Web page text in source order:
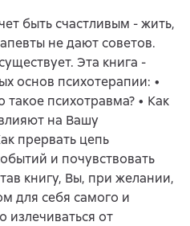
быть счастливым - жить,
не дают советов.
Эта книга -
основ психотерапии: •
такое психотравма? • Как
на Вашу
прервать цепь
и почувствовать
книгу, Вы, при желании,
для себя самого и
излечиваться от